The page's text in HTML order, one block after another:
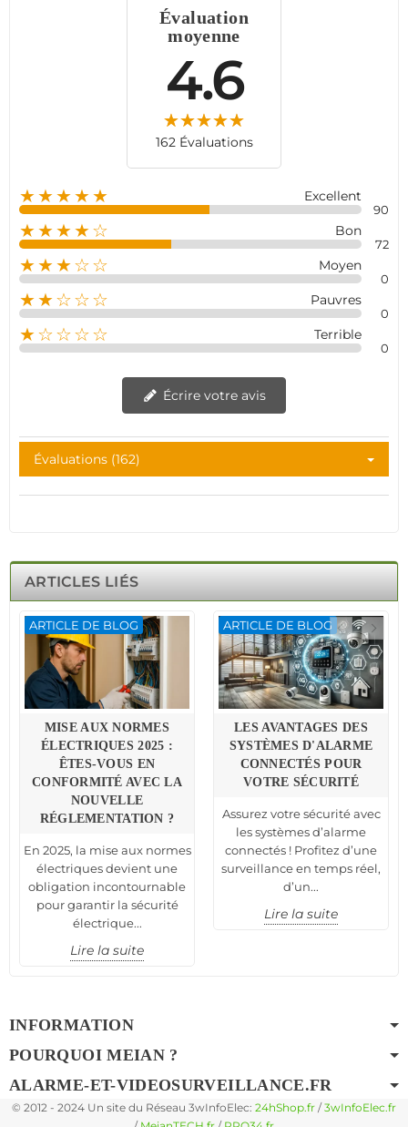
Évaluation
moyenne
4.6
162 Évaluations
★★★★★ Excellent
90
★★★★☆ Bon
72
★★★☆☆ Moyen
0
★★☆☆☆ Pauvres
0
★☆☆☆☆ Terrible
0
Écrire votre avis
Évaluations (162)
ARTICLES LIÉS
ARTICLE DE BLOG
MISE AUX NORMES
ÉLECTRIQUES 2025 :
ÊTES-VOUS EN
CONFORMITÉ AVEC LA
NOUVELLE
RÉGLEMENTATION ?
En 2025, la mise aux normes
électriques devient une
obligation incontournable
pour garantir la sécurité
électrique...
Lire la suite
ARTICLE DE BLOG
LES AVANTAGES DES
SYSTÈMES D'ALARME
CONNECTÉS POUR
VOTRE SÉCURITÉ
Assurez votre sécurité avec
les systèmes d’alarme
connectés ! Profitez d’une
surveillance en temps réel,
d’un...
Lire la suite
INFORMATION
POURQUOI MEIAN ?
ALARME-ET-VIDEOSURVEILLANCE.FR
© 2012 - 2024 Un site du Réseau 3wInfoElec: 24hShop.fr /3wInfoElec.fr